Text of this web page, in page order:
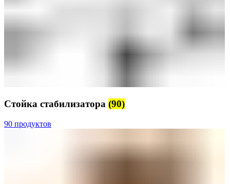
Стойка стабилизатора (90)
90 продуктов